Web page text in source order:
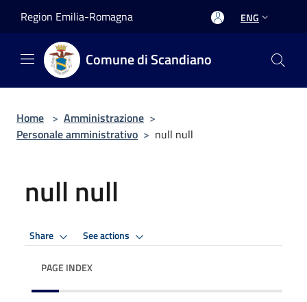
Region Emilia-Romagna ENG
Comune di Scandiano
Home > Amministrazione >
Personale amministrativo > null null
null null
Share See actions
PAGE INDEX